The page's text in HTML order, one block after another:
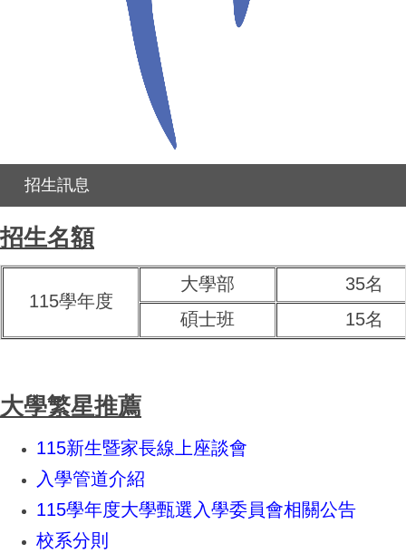
招生訊息
招生名額
115學年度
大學部
35名
碩士班
15名
大學繁星推薦
115新生暨家長線上座談會
入學管道介紹
115學年度大學甄選入學委員會相關公告
校系分則